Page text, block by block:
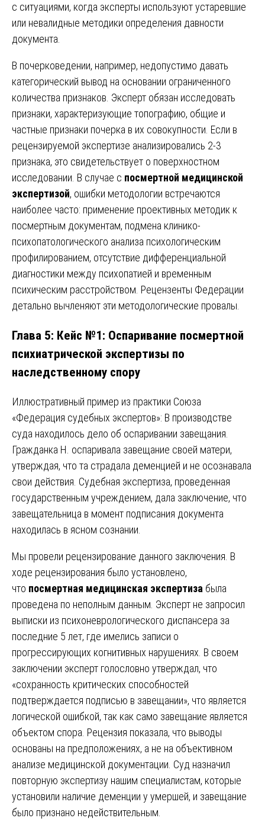
с ситуациями, когда эксперты используют устаревшие
или невалидные методики определения давности
документа.
В почерковедении, например, недопустимо давать
категорический вывод на основании ограниченного
количества признаков. Эксперт обязан исследовать
признаки, характеризующие топографию, общие и
частные признаки почерка в их совокупности. Если в
рецензируемой экспертизе анализировались 2-3
признака, это свидетельствует о поверхностном
исследовании. В случае с посмертной медицинской
экспертизой, ошибки методологии встречаются
наиболее часто: применение проективных методик к
посмертным документам, подмена клинико-
психопатологического анализа психологическим
профилированием, отсутствие дифференциальной
диагностики между психопатией и временным
психическим расстройством. Рецензенты Федерации
детально вычленяют эти методологические провалы.
Глава 5: Кейс №1: Оспаривание посмертной
психиатрической экспертизы по
наследственному спору
Иллюстративный пример из практики Союза
«Федерация судебных экспертов»: В производстве
суда находилось дело об оспаривании завещания.
Гражданка Н. оспаривала завещание своей матери,
утверждая, что та страдала деменцией и не осознавала
свои действия. Судебная экспертиза, проведенная
государственным учреждением, дала заключение, что
завещательница в момент подписания документа
находилась в ясном сознании.
Мы провели рецензирование данного заключения. В
ходе рецензирования было установлено,
что посмертная медицинская экспертиза была
проведена по неполным данным. Эксперт не запросил
выписки из психоневрологического диспансера за
последние 5 лет, где имелись записи о
прогрессирующих когнитивных нарушениях. В своем
заключении эксперт голословно утверждал, что
«сохранность критических способностей
подтверждается подписью в завещании», что является
логической ошибкой, так как само завещание является
объектом спора. Рецензия показала, что выводы
основаны на предположениях, а не на объективном
анализе медицинской документации. Суд назначил
повторную экспертизу нашим специалистам, которые
установили наличие деменции у умершей, и завещание
было признано недействительным.